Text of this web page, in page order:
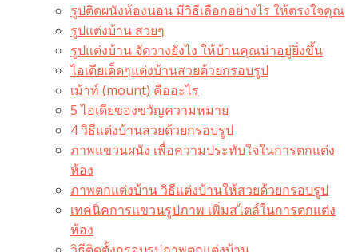
รูปติดผนังห้องนอน มีวิธีเลือกอย่างไร ให้ตรงใจคุณ
รูปแต่งบ้าน สวยๆ
รูปแต่งบ้าน จัดวางยังไง ให้บ้านคุณน่าอยู่ยิ่งขึ้น
ไอเดียเด็ดๆแต่งบ้านสวยด้วยกรอบรูป
เม้าท์ (mount) คืออะไร​
5 ไอเดียของขวัญความหมาย
4 วิธีแต่งบ้านสวยด้วยกรอบรูป
ภาพแขวนผนัง เพื่อความประทับใจในการตกแต่ง
ห้อง
ภาพตกแต่งบ้าน วิธีแต่งบ้านให้สวยด้วยกรอบรูป
เทคนิคการแขวนรูปภาพ เพิ่มสไตล์ในการตกแต่ง
ห้อง